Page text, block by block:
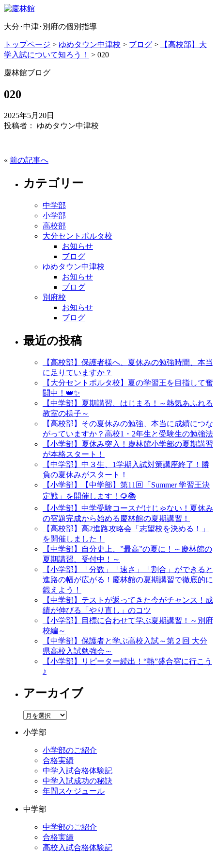
大分･中津･別府の個別指導
トップページ > ゆめタウン中津校 > ブログ >
【高校部】大
学入試について知ろう！
> 020
慶林館ブログ
020
2025年5月20日
投稿者： ゆめタウン中津校
« 前の記事へ
カテゴリー
中学部
小学部
高校部
大分セントポルタ校
お知らせ
ブログ
ゆめタウン中津校
お知らせ
ブログ
別府校
お知らせ
ブログ
最近の投稿
【高校部】保護者様へ、夏休みの勉強時間、本当
に足りていますか？
【大分セントポルタ校】夏の学習王を目指して奮
闘中！👑✨
【中学部】夏期講習、はじまる！～熱気あふれる
教室の様子～
【高校部】その夏休みの勉強、本当に成績につな
がっていますか？高校1・2年生と受験生の勉強法
【小学部】夏休み突入！慶林館小学部の夏期講習
が本格スタート！
【中学部】中３生、1学期入試対策講座終了！勝
負の夏休みがスタート！
【小学部】【中学部】第11回「Summer 学習王決
定戦」を開催します！🌻📚
【小学部】中学受験コースだけじゃない！夏休み
の宿題完成から始める慶林館の夏期講習！
【高校部】高2進路攻略会「志望校を決める！」
を開催しました！
【中学部】自分史上、”最高”の夏に！～慶林館の
夏期講習、受付中！～
【小学部】「分数」「速さ」「割合」ができると
進路の幅が広がる！慶林館の夏期講習で徹底的に
鍛えよう！
【中学部】テストが返ってきた今がチャンス！成
績が伸びる「やり直し」のコツ
【小学部】目標に合わせて学ぶ夏期講習！～別府
校編～
【中学部】保護者と学ぶ高校入試～第２回 大分
県高校入試勉強会～
【小学部】リピーター続出！“熱”盛合宿に行こう
♪
アーカイブ
ア
カ
小学部
小学部のご紹介
合格実績
中学入試合格体験記
中学入試成功の秘訣
年間スケジュール
中学部
中学部のご紹介
合格実績
高校入試合格体験記